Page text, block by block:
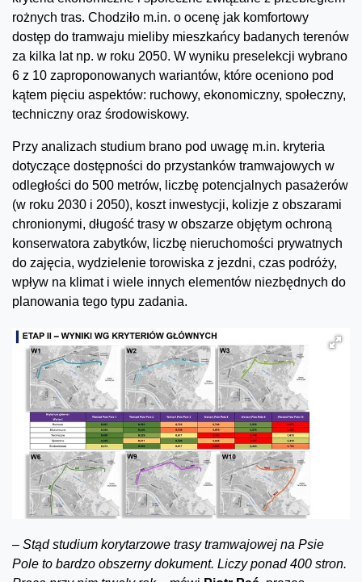
rożnych tras. Chodziło m.in. o ocenę jak komfortowy
dostęp do tramwaju mieliby mieszkańcy badanych terenów
za kilka lat np. w roku 2050. W wyniku preselekcji wybrano
6 z 10 zaproponowanych wariantów, które oceniono pod
kątem pięciu aspektów: ruchowy, ekonomiczny, społeczny,
techniczny oraz środowiskowy.
Przy analizach studium brano pod uwagę m.in. kryteria
dotyczące dostępności do przystanków tramwajowych w
odległości do 500 metrów, liczbę potencjalnych pasażerów
(w roku 2030 i 2050), koszt inwestycji, kolizje z obszarami
chronionymi, długość trasy w obszarze objętym ochroną
konserwatora zabytków, liczbę nieruchomości prywatnych
do zajęcia, wydzielenie torowiska z jezdni, czas podróży,
wpływ na klimat i wiele innych elementów niezbędnych do
planowania tego typu zadania.
– Stąd studium korytarzowe trasy tramwajowej na Psie
Pole to bardzo obszerny dokument. Liczy ponad 400 stron.